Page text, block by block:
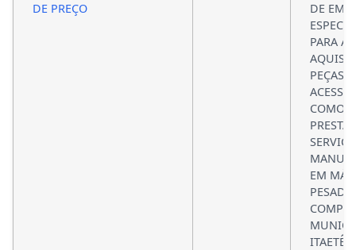
DE PREÇO
DE
PARA A
PEÇAS E
COMO
EM
ITAETÊ